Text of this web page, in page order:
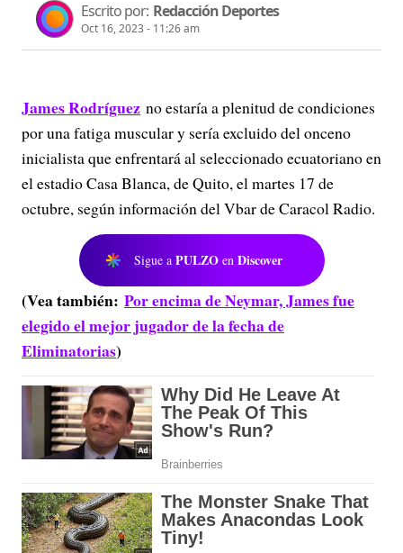
Escrito por: Redacción Deportes
Oct 16, 2023 - 11:26 am
James Rodríguez no estaría a plenitud de condiciones
por una fatiga muscular y sería excluido del onceno
inicialista que enfrentará al seleccionado ecuatoriano en
el estadio Casa Blanca, de Quito, el martes 17 de
octubre, según información del Vbar de Caracol Radio.
Sigue a PULZO en Discover
(Vea también: Por encima de Neymar, James fue
elegido el mejor jugador de la fecha de
Eliminatorias)